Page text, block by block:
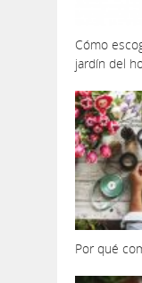
Cómo
jardín del
Por qué